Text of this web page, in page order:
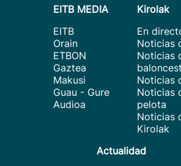
EITB MEDIA
EITB
Orain
ETBON
Gaztea
Makusi
Guau - Gure
Audioa
Kirolak
En
Noticias
Noticias
Noticias
Noticias
pelota
Noticias
Kirolak
Actualidad